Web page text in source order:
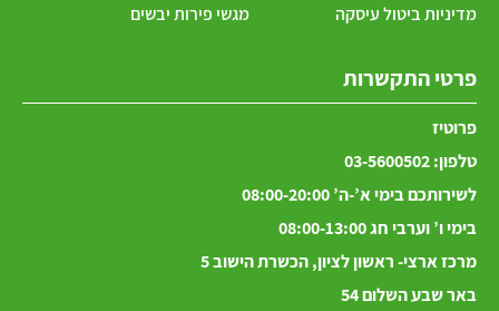
מדיניות ביטול עיסקה
מגשי פירות יבשים
פרטי התקשרות
פרוטיז
טלפון:03-5600502
לשירותכם בימי א’-ה’ 08:00-20:00
בימי ו’ וערבי חג 08:00-13:00
מרכז ארצי- ראשון לציון, הכשרת הישוב 5
באר שבע השלום 54